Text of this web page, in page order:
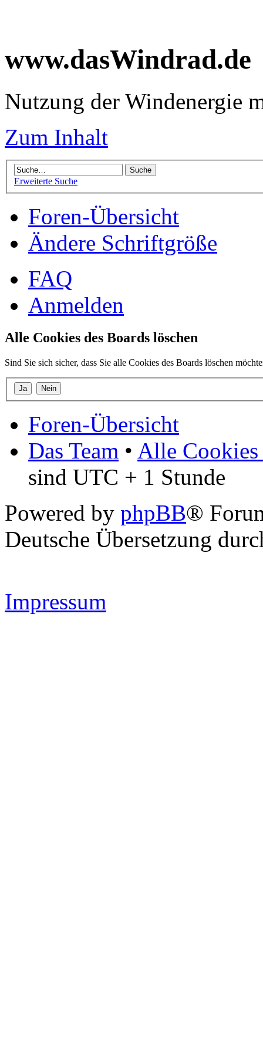
www.dasWindrad.de
Nutzung der Windenergie
Zum Inhalt
Erweiterte Suche
Foren-Übersicht
Ändere Schriftgröße
FAQ
Anmelden
Alle Cookies des Boards löschen
Sind Sie sich sicher, dass Sie alle Cookies des Boards löschen
Foren-Übersicht
Das Team • Alle Cookies
sind UTC + 1 Stunde
Powered by phpBB®
Deutsche Übersetzung
Impressum